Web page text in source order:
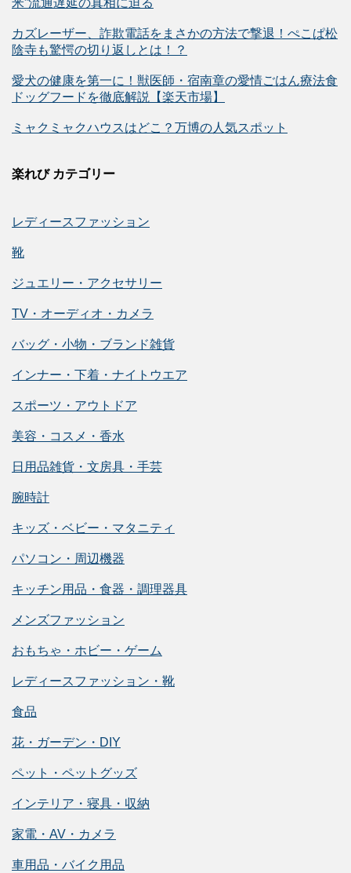
米”流通遅延の真相に迫る
カズレーザー、詐欺電話をまさかの方法で撃退！ぺこぱ松
陰寺も驚愕の切り返しとは！？
愛犬の健康を第一に！獣医師・宿南章の愛情ごはん療法食
ドッグフードを徹底解説【楽天市場】
ミャクミャクハウスはどこ？万博の人気スポット
楽れび カテゴリー
レディースファッション
靴
ジュエリー・アクセサリー
TV・オーディオ・カメラ
バッグ・小物・ブランド雑貨
インナー・下着・ナイトウエア
スポーツ・アウトドア
美容・コスメ・香水
日用品雑貨・文房具・手芸
腕時計
キッズ・ベビー・マタニティ
パソコン・周辺機器
キッチン用品・食器・調理器具
メンズファッション
おもちゃ・ホビー・ゲーム
レディースファッション・靴
食品
花・ガーデン・DIY
ペット・ペットグッズ
インテリア・寝具・収納
家電・AV・カメラ
車用品・バイク用品